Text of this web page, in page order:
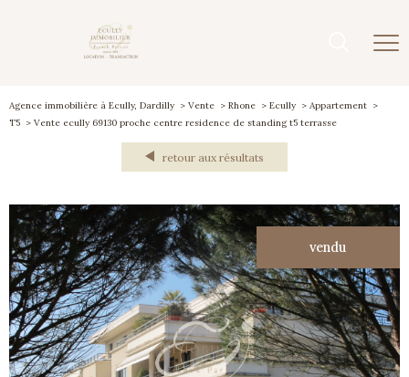
Agence immobilière à Ecully, Dardilly Vente Rhone Ecully
Appartement
T5
Vente ecully 69130 proche centre residence de standing t5 terrasse
retour aux résultats
vendu